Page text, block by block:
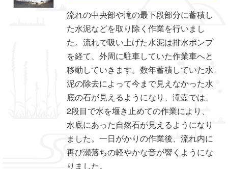
流れの中央部や滝の最下段部分に蓄積し
た水泥などを取り除く作業を行いまし
た。流れで吸い上げた水泥は排水ポンプ
を経て、外周に駐車していた作業車へと
移動していきます。数年蓄積していた水
泥の除去によって今まで見えなかった水
底の石が見えるようになり、滝壺では、
2段目で水を堰き止めての作業により、
水底にあった自然石が見えるようになり
ました。一日がかりの作業後、流れ内に
再び瀬落ちの軽やかな音が響くようにな
りました。